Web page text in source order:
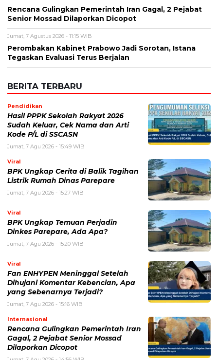
Jumat, 7 Agu 2026 - 15:27 WIB
Viral
BPK Ungkap Temuan Perjadin
Dinkes Parepare, Ada Apa?
Jumat, 7 Agu 2026 - 15:20 WIB
Fan ENHYPEN Meninggal Setelah
yang Sebenarnya Terjadi?
Jumat, 7 Agu 2026 - 15:16 WIB
Internasional
Rencana Gulingkan Pemerintah Iran
Dilaporkan Dicopot
Jumat, 7 Agu 2026 - 14:56 WIB
POPULER
Sosok Ini Bongkar Siapa Sebenarnya Dalang Demo 25
Agustus yang Berakhir Ricuh: Bukan Intervensi Asing
(1,000,012)
Badan Menjadi Ideal, Wajib dicoba!
(900,797)
10 Teknik Ngepet Halal (813,796)
Cara Download dan Install Bios AetherSX2 PS2 (702,348)
5 Resep Cumi yang Mantul dan Mudah Dimasak
Super Show 10 Jakarta 2025: Cek Perkiraan Harga Tiket
Konser Super Junior, ELF Wajib Tahu!
(502,140)
Link Private Server Luck x8 Fish It Roblox 1 bulan